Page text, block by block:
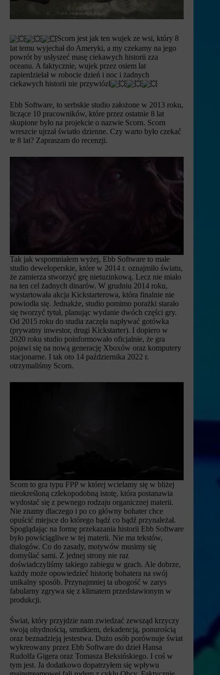
Scorn jest jak ten wujek ze wsi, który 8
lat temu wyjechał do Ameryki, a my czekamy na jego
powrót by usłyszeć masę ciekawych historii zza
oceanu. A faktycznie, wujek przez osiem lat
zapierdzielał w robocie dzień i noc i żadnych
ciekawych historii nie przywiózł
Ebb Software, to serbskie studio założone w 2013 roku,
liczące 10 pracowników, które przez ostatnie 8 lat
skupione było na projekcie o nazwie Scorn. Scorn
wreszcie ujrzał światło dzienne. Czy warto było czekać
te 8 lat? Zapraszam do recenzji.
Tak jak wspomniałem wyżej, Ebb Software to małe
studio deweloperskie, które w 2014 r. oznajmiło światu,
że zamierza stworzyć grę nietuzinkową. Lecz nie miało
na ten cel żadnych dinarów. W grudniu 2014 roku,
wystartowała akcja Kickstarterowa, która finalnie nie
powiodła się. Jednakże, studio pomimo porażki starało
się tworzyć tytuł, planując wydanie dwóch części gry.
Od 2015 roku do studia zaczęła napływać gotówka
(prywatny inwestor, drugi Kickstarter). I dopiero w
2020 roku studio poinformowało oficjalnie, że gra
pojawi się na nową generację Xboxów oraz komputery
stacjonarne. I tak oto 14 października 2022 r.
otrzymaliśmy Scorn.
Scorn to gra typu FPP w której wcielamy się w bliżej
nieokreśloną człekopodobną istotę, która postanawia
wydostać się z pewnego rodzaju organicznej materii.
Nie znamy dlaczego i po co główny bohater chce
opuścić miejsce do którego bądź co bądź przynależał.
Spoglądając na formę przekazania historii Ebb Software
było powściągliwe w tej materii. Nie ma tekstów,
dialogów. Co do zasady, motywów musimy się
domyślać sami. Z jednej strony nie raz
doświadczyliśmy takiego zabiegu w grach. Ale dobrze,
każdy może opowiedzieć historię bohatera na swój
unikalny sposób. Przynajmniej ta ubogość w zarys
fabularny zgrywa się z klimatem przedstawionym w
produkcji.
Świat, który przyjdzie nam zwiedzać zewsząd krzyczy
swoją ohydnością, smutkiem, dekadencją, ponurością
oraz beznadzieją jestestwa. Dużo osób porównuje świat
wykreowany przez Ebb Software do dzieł Hansa
Rudolfa Gigera oraz Tomasza Beksińskiego. I coś w
tym jest. Ja dodatkowo dopatrzyłem się wpływu